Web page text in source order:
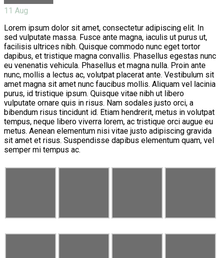
11 Aug
Lorem ipsum dolor sit amet, consectetur adipiscing elit. In
sed vulputate massa. Fusce ante magna, iaculis ut purus ut,
facilisis ultrices nibh. Quisque commodo nunc eget tortor
dapibus, et tristique magna convallis. Phasellus egestas nunc
eu venenatis vehicula. Phasellus et magna nulla. Proin ante
nunc, mollis a lectus ac, volutpat placerat ante. Vestibulum sit
amet magna sit amet nunc faucibus mollis. Aliquam vel lacinia
purus, id tristique ipsum. Quisque vitae nibh ut libero
vulputate ornare quis in risus. Nam sodales justo orci, a
bibendum risus tincidunt id. Etiam hendrerit, metus in volutpat
tempus, neque libero viverra lorem, ac tristique orci augue eu
metus. Aenean elementum nisi vitae justo adipiscing gravida
sit amet et risus. Suspendisse dapibus elementum quam, vel
semper mi tempus ac.